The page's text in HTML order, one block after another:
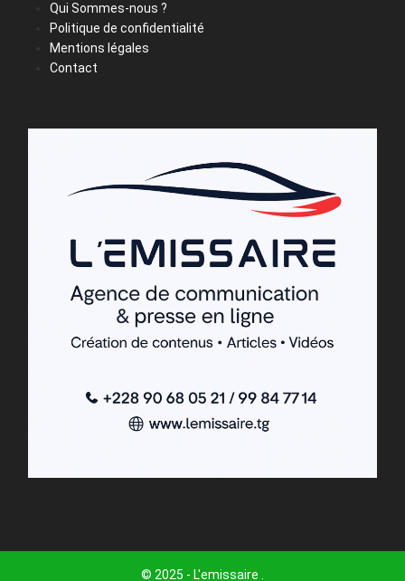
Qui Sommes-nous ?
Politique de confidentialité
Mentions légales
Contact
© 2025 - L'emissaire .